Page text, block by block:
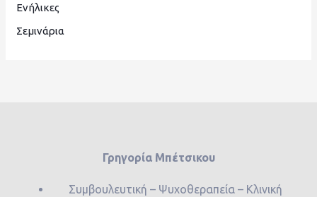
Ενήλικες
Σεμινάρια
Γρηγορία Μπέτσικου
Συμβουλευτική – Ψυχοθεραπεία – Κλινική